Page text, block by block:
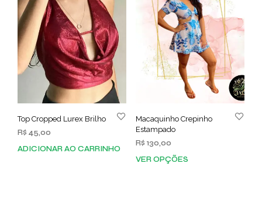
Top Cropped Lurex Brilho
R$ 45,00
ADICIONAR AO CARRINHO
Macaquinho Crepinho
Estampado
R$ 130,00
VER OPÇÕES